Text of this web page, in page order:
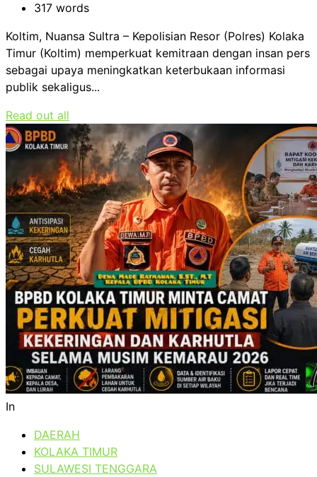
317 words
Koltim, Nuansa Sultra – Kepolisian Resor (Polres) Kolaka
Timur (Koltim) memperkuat kemitraan dengan insan pers
sebagai upaya meningkatkan keterbukaan informasi
publik sekaligus...
Read out all
In
DAERAH
KOLAKA TIMUR
SULAWESI TENGGARA